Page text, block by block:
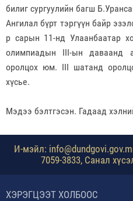
билиг сургуулийн багш
Ангилал бүрт тэргүүн байр
р сарын 11-нд Улаанбаатар
олимпиадын III-ын даваанд
оролцох юм. III шатанд
хүсье.
Мэдээ бэлтгэсэн. Гадаад
И-мэйл:
7059-3833, Санал
ХЭРЭГЦЭЭТ ХОЛБООС